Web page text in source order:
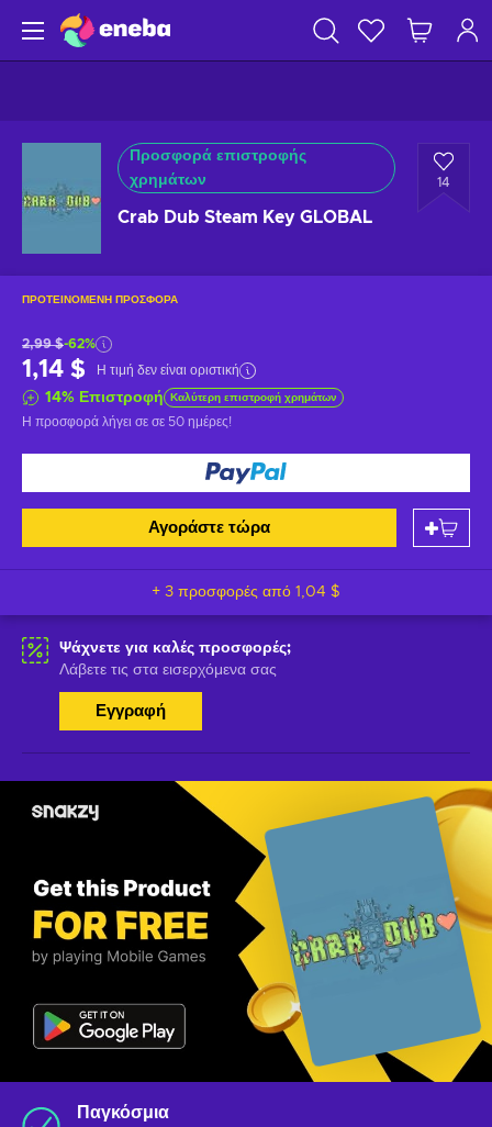
Προσφορά επιστροφής
χρημάτων
Crab Dub Steam Key GLOBAL
14
ΠΡΟΤΕΙΝΌΜΕΝΗ ΠΡΟΣΦΟΡΆ
2,99 $-62%
1,14 $ Η τιμή δεν είναι οριστική
14% Επιστροφή Καλύτερη επιστροφή χρημάτων
Η προσφορά λήγει σε σε 50 ημέρες!
Αγοράστε τώρα
+ 3 προσφορές από 1,04 $
Ψάχνετε για καλές προσφορές;
Λάβετε τις στα εισερχόμενα σας
Εγγραφή
Παγκόσμια